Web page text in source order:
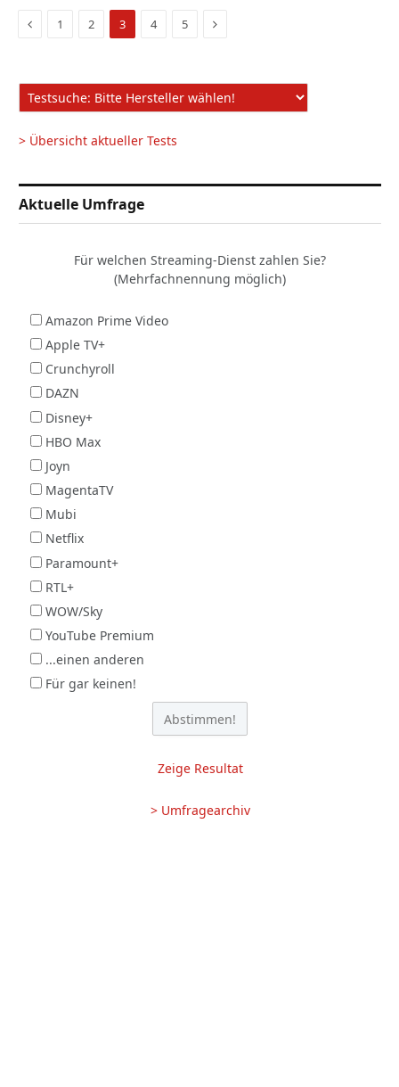
Vorige1 2 3 4 5
Nächste
> Übersicht aktueller Tests
Aktuelle Umfrage
Für welchen Streaming-Dienst zahlen Sie?
(Mehrfachnennung möglich)
Amazon Prime Video
Apple TV+
Crunchyroll
DAZN
Disney+
HBO Max
Joyn
MagentaTV
Mubi
Netflix
Paramount+
RTL+
WOW/Sky
YouTube Premium
...einen anderen
Für gar keinen!
Zeige Resultat
> Umfragearchiv